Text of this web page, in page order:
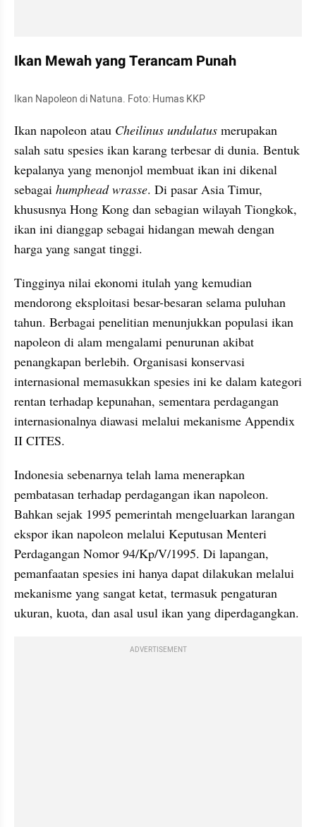
Ikan Mewah yang Terancam Punah
Ikan Napoleon di Natuna. Foto: Humas KKP
Ikan napoleon atau Cheilinus undulatus merupakan
salah satu spesies ikan karang terbesar di dunia. Bentuk
kepalanya yang menonjol membuat ikan ini dikenal
sebagai humphead wrasse. Di pasar Asia Timur,
khususnya Hong Kong dan sebagian wilayah Tiongkok,
ikan ini dianggap sebagai hidangan mewah dengan
harga yang sangat tinggi.
Tingginya nilai ekonomi itulah yang kemudian
mendorong eksploitasi besar-besaran selama puluhan
tahun. Berbagai penelitian menunjukkan populasi ikan
napoleon di alam mengalami penurunan akibat
penangkapan berlebih. Organisasi konservasi
internasional memasukkan spesies ini ke dalam kategori
rentan terhadap kepunahan, sementara perdagangan
internasionalnya diawasi melalui mekanisme Appendix
II CITES.
Indonesia sebenarnya telah lama menerapkan
pembatasan terhadap perdagangan ikan napoleon.
Bahkan sejak 1995 pemerintah mengeluarkan larangan
ekspor ikan napoleon melalui Keputusan Menteri
Perdagangan Nomor 94/Kp/V/1995. Di lapangan,
pemanfaatan spesies ini hanya dapat dilakukan melalui
mekanisme yang sangat ketat, termasuk pengaturan
ukuran, kuota, dan asal usul ikan yang diperdagangkan.
ADVERTISEMENT